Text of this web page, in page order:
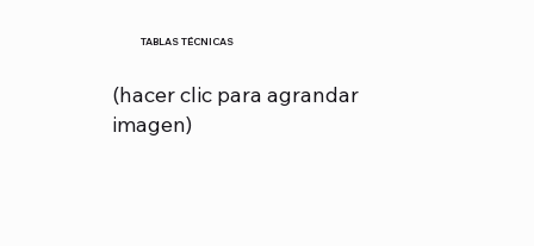
TABLAS TÉCNICAS
(hacer clic para agrandar
imagen)